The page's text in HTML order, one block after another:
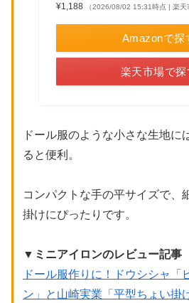
¥1,188
（2026/08/02 15:31時点 | 楽天
Amazonで探
楽天市場で探
ドール服のような小さな生地に
ると便利。
コンパクトな手の平サイズで、
掛けにぴったりです。
▼ミニアイロンのレビュー記事
ドール服作りに！ドウシシャ「
ン」と山崎実業「平型ちょい掛